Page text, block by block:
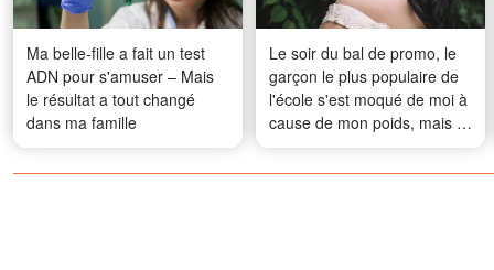
Ma belle-fille a fait un test
ADN pour s'amuser – Mais
le résultat a tout changé
dans ma famille
Le soir du bal de promo, le
garçon le plus populaire de
l'école s'est moqué de moi à
cause de mon poids, mais le
karma l'a rattrapé d'une
manière à laquelle personne